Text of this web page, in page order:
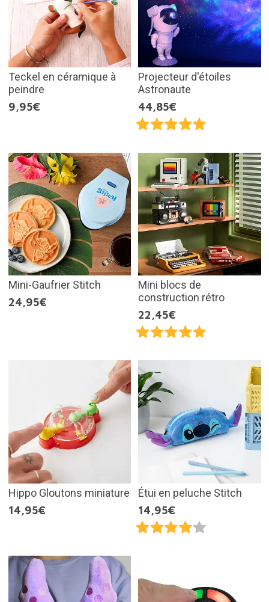
Teckel en céramique à
peindre
9,95€
Projecteur d'étoiles
Astronaute
44,85€
Mini-Gaufrier Stitch
24,95€
Mini blocs de
construction rétro
22,45€
Hippo Gloutons miniature
14,95€
Étui en peluche Stitch
14,95€